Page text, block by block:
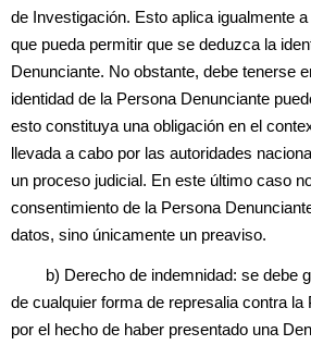
de Investigación. Esto aplica igualmente
que pueda permitir que se deduzca la
Denunciante. No obstante, debe tenerse
identidad de la Persona Denunciante
esto constituya una obligación en el
llevada a cabo por las autoridades
un proceso judicial. En este último caso
consentimiento de la Persona
datos, sino únicamente un preaviso.
b) Derecho de indemnidad: se debe
de cualquier forma de represalia contra la
por el hecho de haber presentado una